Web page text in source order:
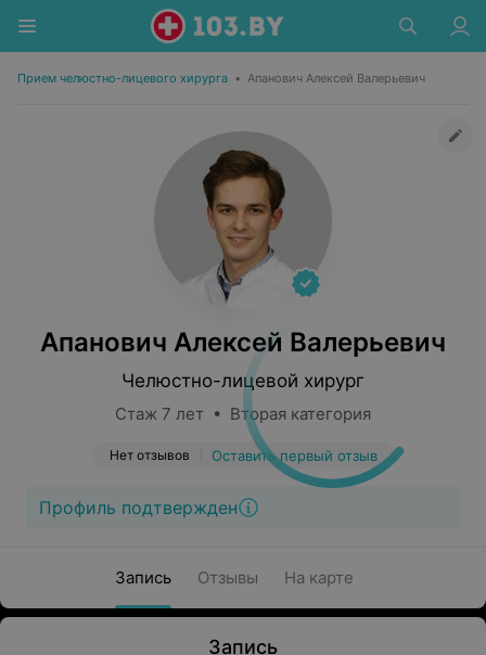
Прием челюстно-лицевого хирурга • Апанович Алексей Валерьевич
Апанович Алексей Валерьевич
Челюстно-лицевой хирург
Стаж 7 лет • Вторая категория
Нет отзывов Оставить первый отзыв
Профиль подтвержден
Запись Отзывы На карте
Запись